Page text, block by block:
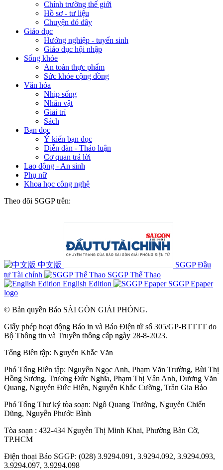
Chính trường thế giới
Hồ sơ - tư liệu
Chuyện đó đây
Giáo dục
Hướng nghiệp - tuyển sinh
Giáo dục hội nhập
Sống khỏe
An toàn thực phẩm
Sức khỏe cộng đồng
Văn hóa
Nhịp sống
Nhân vật
Giải trí
Sách
Bạn đọc
Ý kiến bạn đọc
Diễn đàn - Thảo luận
Cơ quan trả lời
Lao động - An sinh
Phụ nữ
Khoa học công nghệ
Theo dõi SGGP trên:
中文版
SGGP Đầu
tư Tài chính
SGGP Thể Thao
English Edition
SGGP Epaper
logo
© Bản quyền Báo SÀI GÒN GIẢI PHÓNG.
Giấy phép hoạt động Báo in và Báo Điện tử số 305/GP-BTTTT do
Bộ Thông tin và Truyền thông cấp ngày 28-8-2023.
Tổng Biên tập: Nguyễn Khắc Văn
Phó Tổng Biên tập: Nguyễn Ngọc Anh, Phạm Văn Trường, Bùi Thị
Hồng Sương, Trương Đức Nghĩa, Phạm Thị Vân Anh, Dương Văn
Quang, Nguyễn Đức Hiển, Nguyễn Khắc Cường, Trần Gia Bảo
Phó Tổng Thư ký tòa soạn: Ngô Quang Trưởng, Nguyễn Chiến
Dũng, Nguyễn Phước Bình
Tòa soạn : 432-434 Nguyễn Thị Minh Khai, Phường Bàn Cờ,
TP.HCM
Điện thoại Báo SGGP: (028) 3.9294.091, 3.9294.092, 3.9294.093,
3.9294.097, 3.9294.098